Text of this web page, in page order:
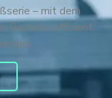
– mit dem
Bauteile effizient,